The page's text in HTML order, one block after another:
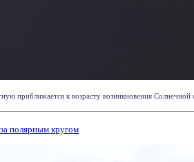
приближается к возрасту возникновения
полярным кругом